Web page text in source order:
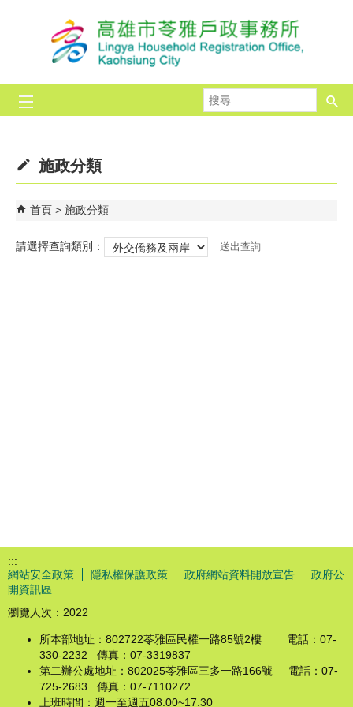
尋
施政分類
首頁 施政分類
請選擇查詢類別：
:::
網站安全政策
隱私權保護政策 政府網站資料開放宣告
政府公
開資訊區
瀏覽人次： 2022
所本部地址：802722苓雅區民權一路85號2樓 電話：07-
330-2232 傳真：07-3319837
第二辦公處地址：802025苓雅區三多一路166號 電話：07-
725-2683 傳真：07-7110272
上班時間：週一至週五08:00~17:30